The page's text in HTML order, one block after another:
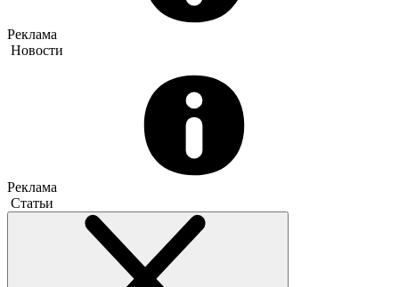
Реклама
Новости
Реклама
Статьи